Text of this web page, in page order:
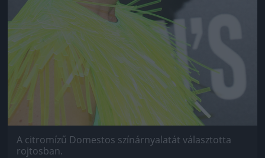
A citromízű Domestos színárnyalatát választotta
rojtosban.